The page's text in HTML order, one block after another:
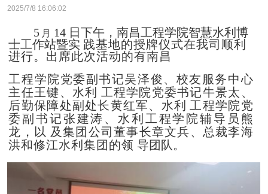
2025/7/8 16:06:02
5 月 14 日下午，南昌工程学院智慧水利博
士工作站暨实 践基地的授牌仪式在我司顺利
进行。出席此次活动的有南昌
工程学院党委副书记吴泽俊、校友服务中心
主任王键、水利 工程学院党委书记牛景太、
后勤保障处副处长黄红军、水利 工程学院党
委副书记张建涛、水利工程学院辅导员熊
龙， 以 及集团公司董事长章文兵、总裁李海
洪和修江水利集团的领 导团队。